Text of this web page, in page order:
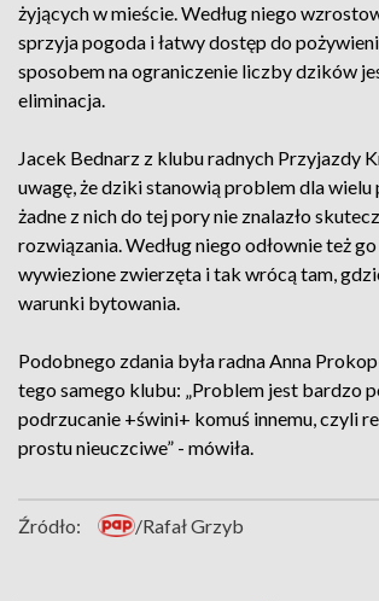
żyjących w mieście. Według niego
sprzyja pogoda i łatwy dostęp do
sposobem na ograniczenie liczby dzików
eliminacja.
Jacek Bednarz z klubu radnych Przyjazdy
uwagę, że dziki stanowią problem dla
żadne z nich do tej pory nie znalazło
rozwiązania. Według niego odłownie też
wywiezione zwierzęta i tak wrócą tam,
warunki bytowania.
Podobnego zdania była radna Anna
tego samego klubu: „Problem jest bardzo
podrzucanie +świni+ komuś innemu, czyli
prostu nieuczciwe” - mówiła.
Źródło: /Rafał Grzyb